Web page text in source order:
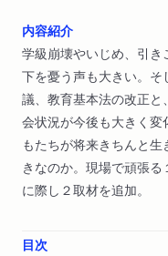
内容紹介
学級崩壊やいじめ、引
下を憂う声も大きい。
議、教育基本法の改正
会状況が今後も大きく
もたちが将来きちんと
きなのか。現場で頑張
に際し２取材を追加。
目次